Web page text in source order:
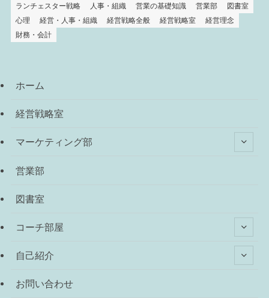
ランチェスター戦略
人事・組織 営業の基礎知識 営業部
図書室
心理
経営・人事・組織 経営戦略全般 経営戦略室
経営理念
財務・会計
ホーム
経営戦略室
マーケティング部
営業部
図書室
コーチ部屋
自己紹介
お問い合わせ